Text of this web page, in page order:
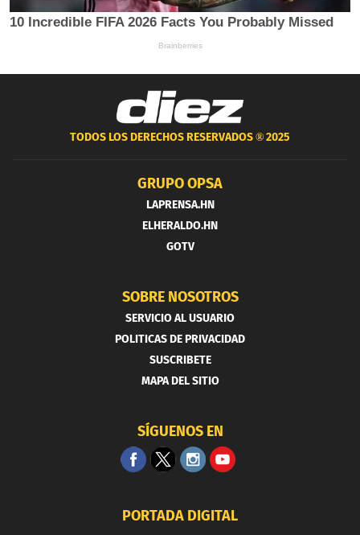
TODOS LOS DERECHOS RESERVADOS ®2025
GRUPO OPSA
LAPRENSA.HN
ELHERALDO.HN
GOTV
SOBRE NOSOTROS
SERVICIO AL USUARIO
POLITICAS DE PRIVACIDAD
SUSCRIBETE
MAPA DEL SITIO
SÍGUENOS EN
PORTADA DIGITAL